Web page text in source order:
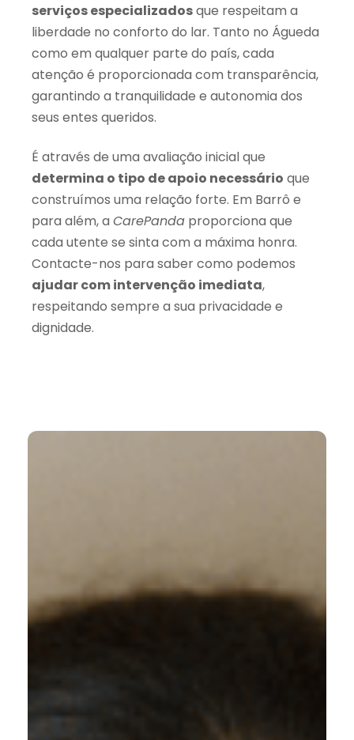
serviços especializadosque respeitam a
liberdade no conforto do lar. Tanto no Águeda
como em qualquer parte do país, cada
atenção é proporcionada com transparência,
garantindo a tranquilidade e autonomia dos
seus entes queridos.
É através de uma avaliação inicial que
determina o tipo de apoio necessário que
construímos uma relação forte. Em Barrô e
para além, a CarePanda proporciona que
cada utente se sinta com a máxima honra.
Contacte-nos para saber como podemos
ajudar com intervenção imediata,
respeitando sempre a sua privacidade e
dignidade.